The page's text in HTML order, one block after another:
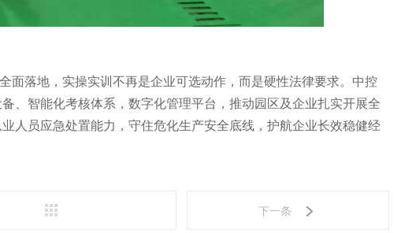
面落地，实操实训不再是企业可选动作，而是硬性法律要求。中控
备、智能化考核体系，数字化管理平台，推动园区及企业扎实开展全
人员应急处置能力，守住危化生产安全底线，护航企业长效稳健经
下一条